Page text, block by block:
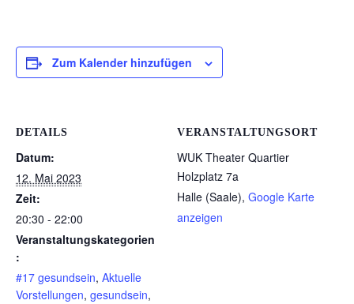
Zum Kalender hinzufügen
DETAILS
Datum:
12. Mai 2023
Zeit:
20:30 - 22:00
Veranstaltungskategorien
:
#17 gesundsein, Aktuelle
Vorstellungen, gesundsein,
VERANSTALTUNGSORT
WUK Theater Quartier
Holzplatz 7a
Halle (Saale), Google Karte
anzeigen